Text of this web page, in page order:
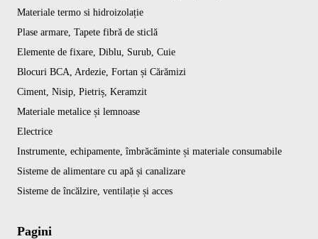
Materiale termo si hidroizolație
Plase armare, Tapete fibră de sticlă
Elemente de fixare, Diblu, Surub, Cuie
Blocuri BCA, Ardezie, Fortan și Cărămizi
Ciment, Nisip, Pietriș, Keramzit
Materiale metalice și lemnoase
Electrice
Instrumente, echipamente, îmbrăcăminte și materiale consumabile
Sisteme de alimentare cu apă și canalizare
Sisteme de încălzire, ventilație și acces
Pagini